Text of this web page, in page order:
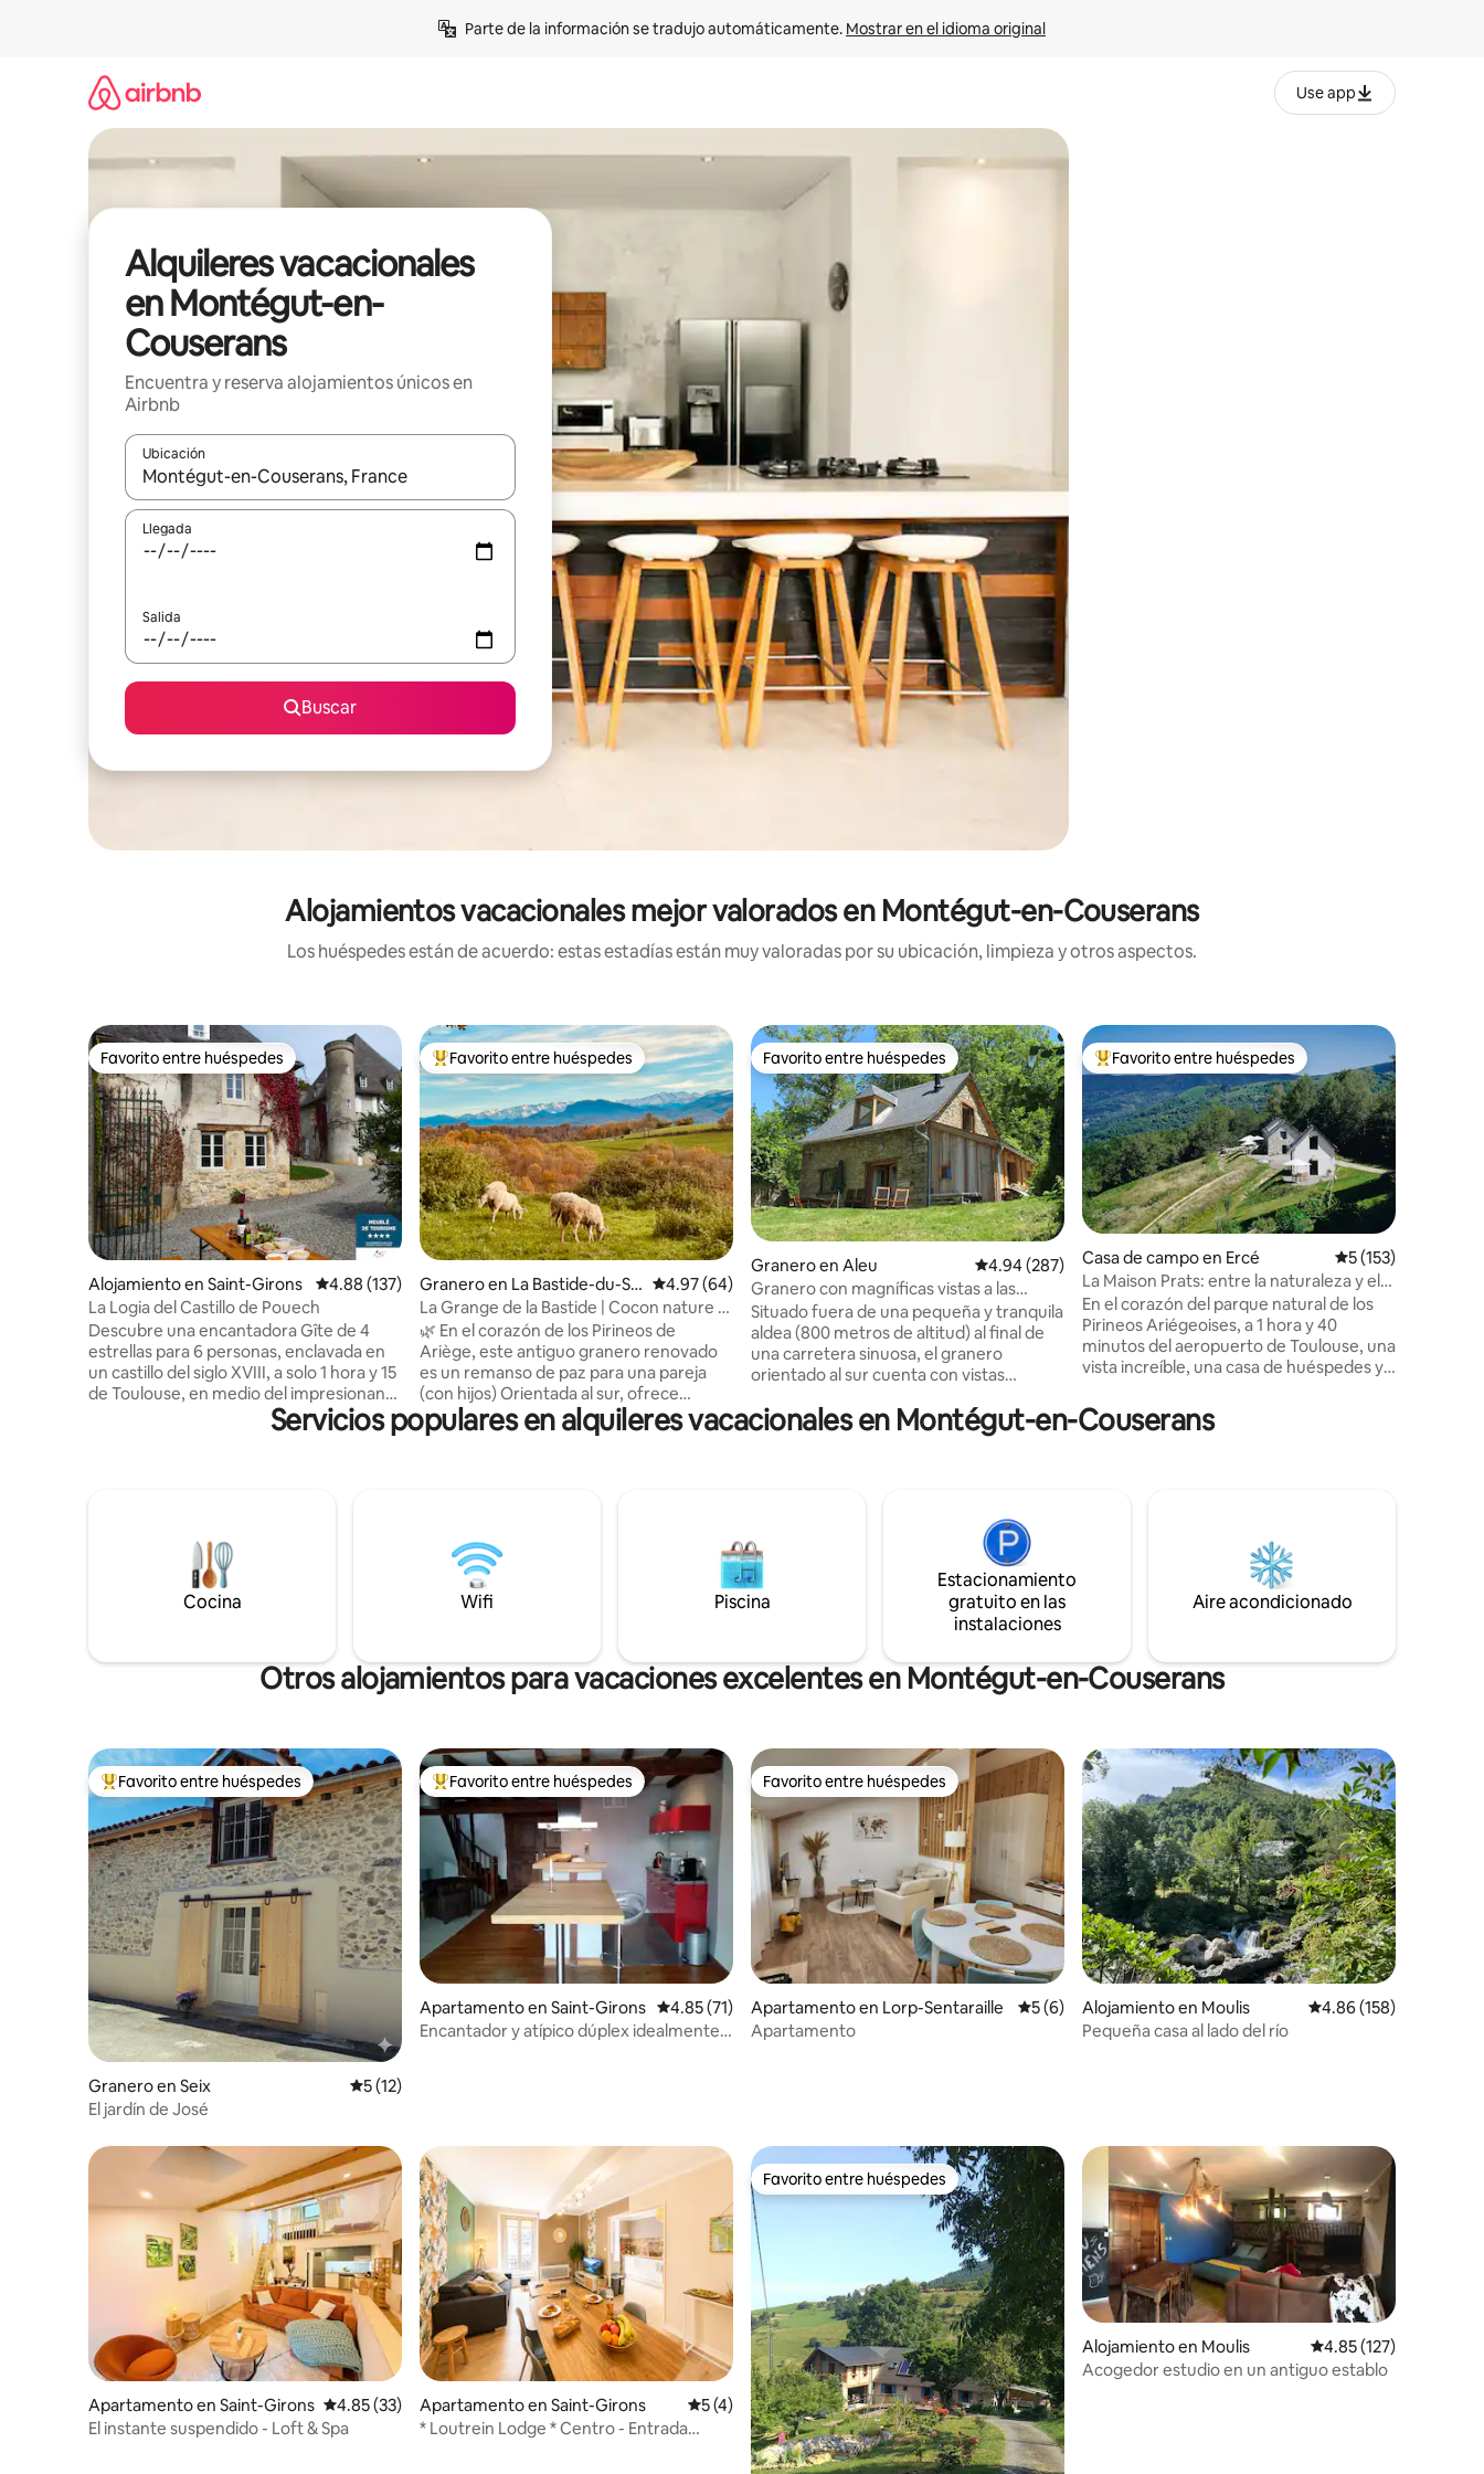
Parte de la información se tradujo automáticamente. Mostrar en el idioma original
Use app
Alquileres vacacionales
en Montégut-en-
Couserans
Encuentra y reserva alojamientos únicos en
Airbnb
Ubicación
Cuando los resultados estén disponibles, navega con las teclas de flecha hacia arriba y hacia abajo o explora con el tacto o desliza el dedo.
Llegada
Salida
Buscar
Alojamientos vacacionales mejor valorados en Montégut-en-Couserans
Los huéspedes están de acuerdo: estas estadías están muy valoradas por su ubicación, limpieza y otros aspectos.
Favorito entre huéspedes
Favorito entre huéspedes
Alojamiento en Saint-Girons Calificación promedio: 4.88 de 5, 137 reseñas
4.88 (137)
La Logia del Castillo de Pouech
Descubre una encantadora Gîte de 4
estrellas para 6 personas, enclavada en
un castillo del siglo XVIII, a solo 1 hora y 15
de Toulouse, en medio del impresionante
Parque Nacional de los Pirineos. Este
refugio elegantemente renovado ofrece
aire libre, desde senderismo y ciclismo
hasta esquiar y observar la vida silvestre.
Disfruta de la magia de los Pirineos en
este lujoso paraíso del castillo para
Favorito entre huéspedes preferido
Favorito entre huéspedes
Granero en La Bastide-du-Sal
at
Calificación promedio: 4.97 de 5, 64 reseñas
4.97 (64)
La Grange de la Bastide | Cocon nature -
Ariège
🌿 En el corazón de los Pirineos de
Ariège, este antiguo granero renovado
es un remanso de paz para una pareja
(con hijos) Orientada al sur, ofrece
impresionantes vistas a la cordillera de
los Pirineos, desde Mont-Valier hasta Pic
independiente, esta casa es ideal para
hacer senderismo, pesca , esquí, bicicleta
de montaña y relajarse en plena
naturaleza. Encanto y desconexión
Favorito entre huéspedes
Favorito entre huéspedes
Granero en Aleu Calificación promedio: 4.94 de 5, 287 reseñas
4.94 (287)
Granero con magníficas vistas a las
montañas
Situado fuera de una pequeña y tranquila
aldea (800 metros de altitud) al final de
una carretera sinuosa, el granero
orientado al sur cuenta con vistas
rodeado de campos y bosques, ¡sin viste!
Completamente renovado con
comodidad de una casa de campo
especialmente diseñada. El granero
atiende a todos: parejas, solos, familias
con niños y caminantes con sus amigos
de cuatro patas.
Favorito entre huéspedes preferido
Favorito entre huéspedes
Casa de campo en Ercé Calificación
5 (153)
La Maison Prats: entre la naturaleza y el
bienestar.
En el corazón del parque natural de los
Pirineos Ariégeoises, a 1 hora y 40
minutos del aeropuerto de Toulouse, una
vista increíble, una casa de huéspedes y
usted, donde sus anfitriones se
encargarán de hacerle vivir un momento
único para encontrar la calma y la
serenidad en la comodidad y la elegancia.
Servicios populares en alquileres vacacionales en Montégut-en-Couserans
Cocina Wifi Piscina
Estacionamiento
gratuito en las
instalaciones
Aire acondicionado
Otros alojamientos para vacaciones excelentes en Montégut-en-Couserans
Favorito entre huéspedes preferido
Favorito entre huéspedes
Granero en Seix Calificación promedio: 5 de 5, 12 reseñas
5 (12)
El jardín de José
Favorito entre huéspedes preferido
Favorito entre huéspedes
Apartamento en Saint-Girons Calificación promedio: 4.85 de 5, 71 reseñas
4.85 (71)
Encantador y atípico dúplex idealmente
Favorito entre huéspedes
Favorito entre huéspedes
Apartamento en Lorp-Sentaraille Calificación promedio: 5 de 5, 6 reseñas
5 (6)
Apartamento
Alojamiento en Moulis Calificación promedio:
4.86 (158)
Pequeña casa al lado del río
Apartamento en Saint-Girons Calificación promedio: 4.85 de 5, 33 reseñas
4.85 (33)
El instante suspendido - Loft & Spa
Apartamento en Saint-Girons Calificación promedio: 5 de 5, 4 reseñas
5 (4)
* Loutrein Lodge * Centro - Entrada
Favorito entre huéspedes
Favorito entre huéspedes
Alojamiento en Moulis Calificación promedio:
4.85 (127)
Acogedor estudio en un antiguo establo